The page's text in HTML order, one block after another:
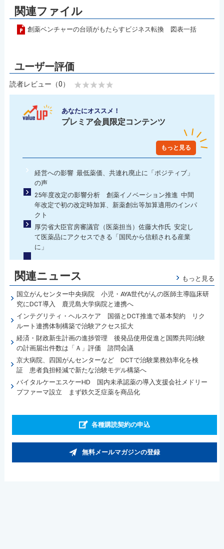
関連ファイル
創薬ベンチャーの台頭がもたらすビジネス転換 図表一括
読者レビュー（0）
あなたにオススメ！
プレミア会員限定コンテンツ
もっと見る
経営への影響 最低薬価、共連れ廃止に「ポジティブ」
の声
25年度改定の影響分析 創薬イノベーション推進 中間
年改定で初の改定時加算、新薬創出等加算適用のインパ
クト
厚労省大臣官房審議官（医薬担当）佐藤大作氏 安定し
て医薬品にアクセスできる「国民から信頼される産業
に」
関連ニュース もっと見る
国立がんセンター中央病院 小児・AYA世代がんの医師主導臨床研
究にDCT導入 鹿児島大学病院と連携へ
インテグリティ・ヘルスケア 国循とDCT推進で基本契約 リク
ルート連携体制構築で治験アクセス拡大
経済・財政新生計画の進捗管理 後発品使用促進と国際共同治験
の計画届出件数は「Ａ」評価 諮問会議
京大病院、四国がんセンターなど DCTで治験業務効率化を検
証 患者負担軽減で新たな治験モデル構築へ
バイタルケーエスケーHD 国内未承認薬の導入支援会社メドリー
プファーマ設立 まず鉄欠乏症薬を商品化
各種購読契約の申込
無料メールマガジンの登録